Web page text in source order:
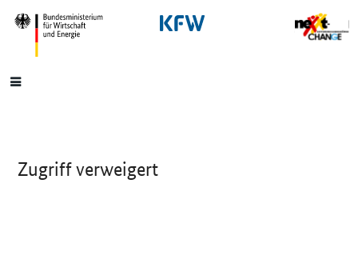
SrOnlyNavigation
Hauptmenü
Zugriff verweigert